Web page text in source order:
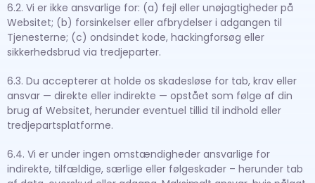
6.2. Vi er ikke ansvarlige for: (a) fejl eller unøjagtigheder på
Websitet; (b) forsinkelser eller afbrydelser i adgangen til
Tjenesterne; (c) ondsindet kode, hackingforsøg eller
sikkerhedsbrud via tredjeparter.
6.3. Du accepterer at holde os skadesløse for tab, krav eller
ansvar — direkte eller indirekte — opstået som følge af din
brug af Websitet, herunder eventuel tillid til indhold eller
tredjepartsplatforme.
6.4. Vi er under ingen omstændigheder ansvarlige for
indirekte, tilfældige, særlige eller følgeskader – herunder tab